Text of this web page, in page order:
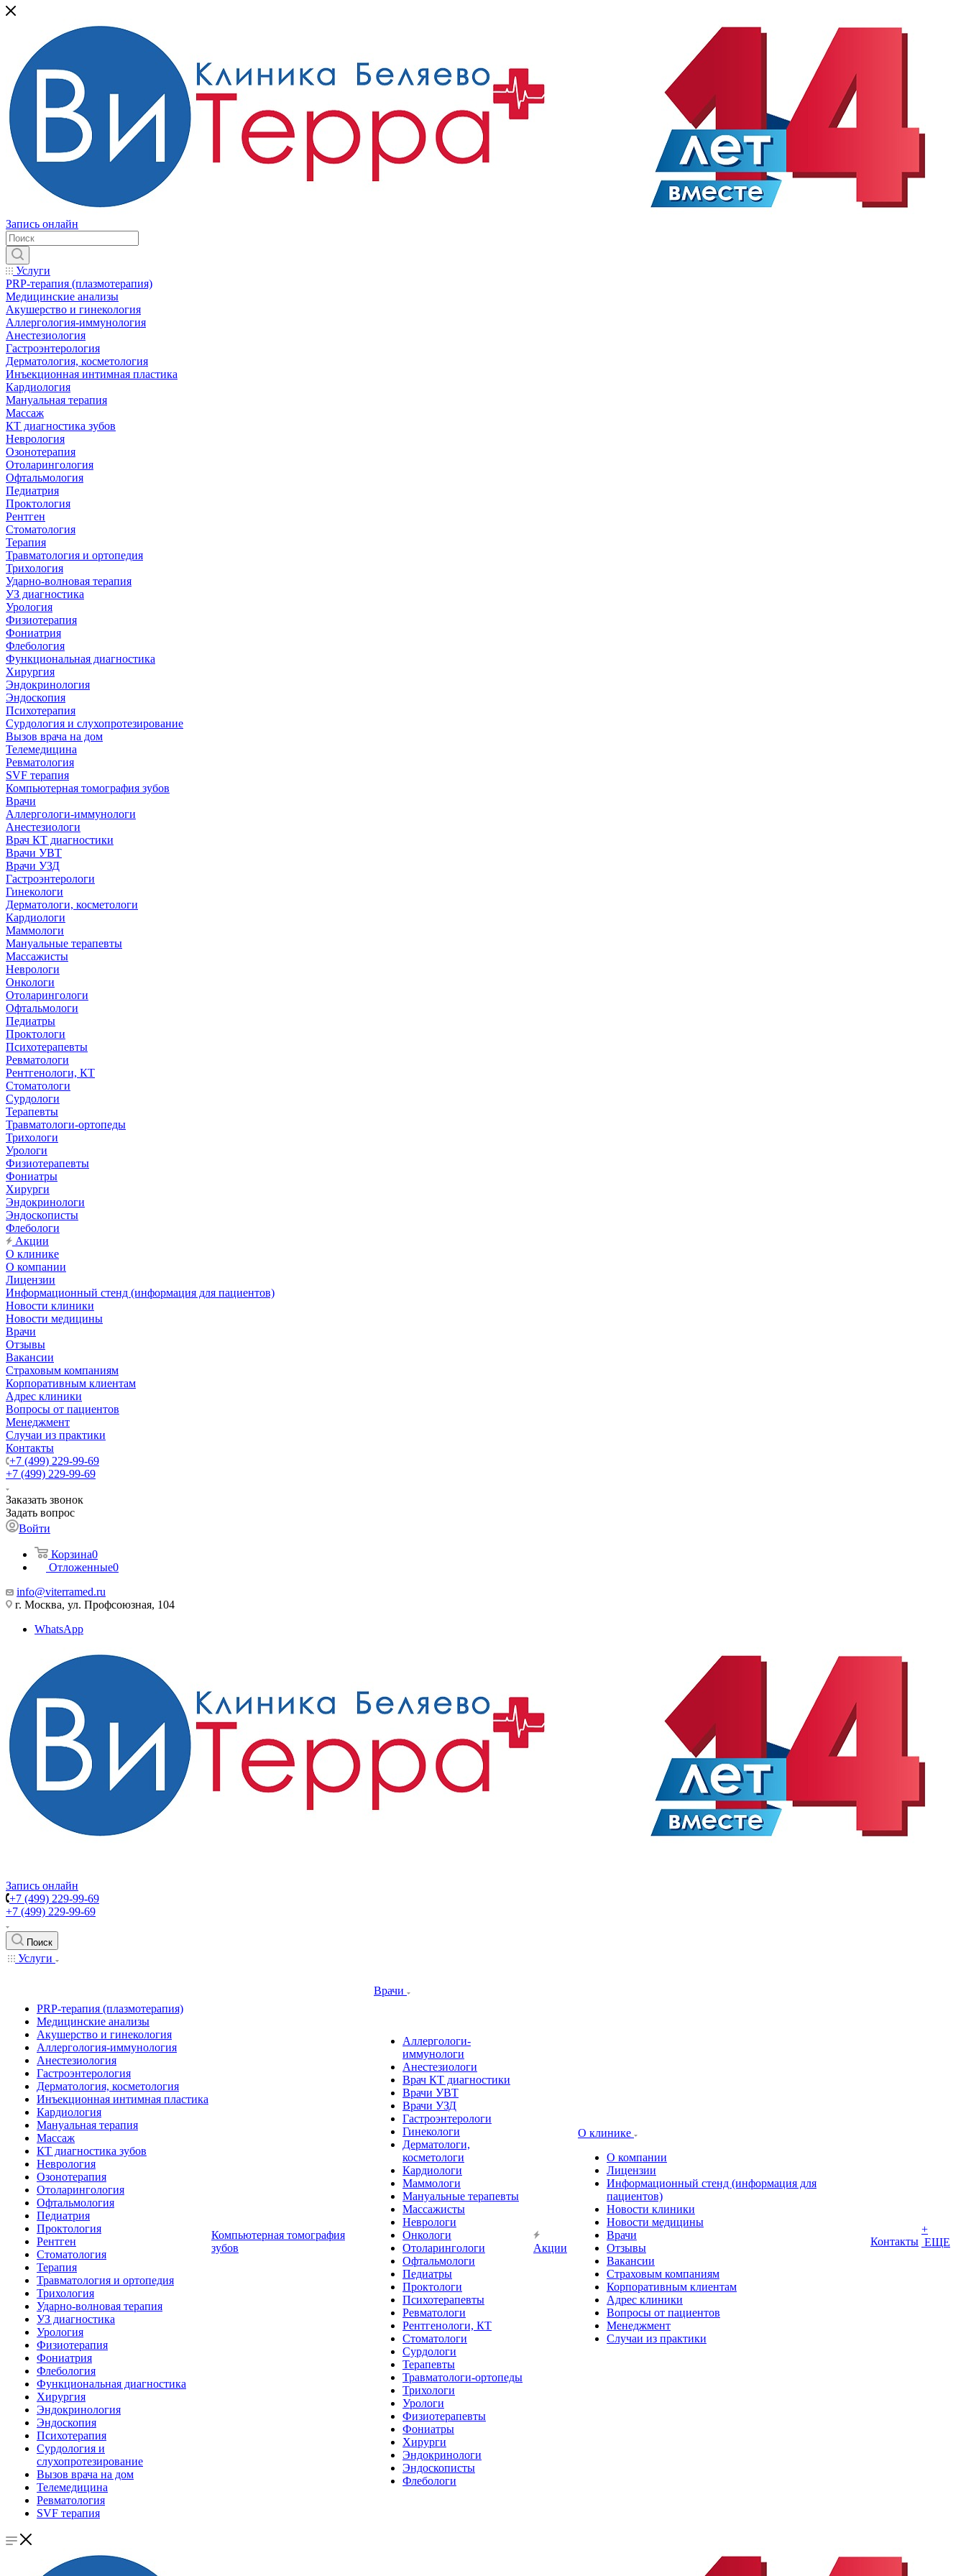
Запись онлайн
Услуги
PRP-терапия (плазмотерапия)
Медицинские анализы
Акушерство и гинекология
Аллергология-иммунология
Анестезиология
Гастроэнтерология
Дерматология, косметология
Инъекционная интимная пластика
Кардиология
Мануальная терапия
Массаж
КТ диагностика зубов
Неврология
Озонотерапия
Отоларингология
Офтальмология
Педиатрия
Проктология
Рентген
Стоматология
Терапия
Травматология и ортопедия
Трихология
Ударно-волновая терапия
УЗ диагностика
Урология
Физиотерапия
Фониатрия
Флебология
Функциональная диагностика
Хирургия
Эндокринология
Эндоскопия
Психотерапия
Сурдология и слухопротезирование
Вызов врача на дом
Телемедицина
Ревматология
SVF терапия
Компьютерная томография зубов
Врачи
Аллергологи-иммунологи
Анестезиологи
Врач КТ диагностики
Врачи УВТ
Врачи УЗД
Гастроэнтерологи
Гинекологи
Дерматологи, косметологи
Кардиологи
Маммологи
Мануальные терапевты
Массажисты
Неврологи
Онкологи
Отоларингологи
Офтальмологи
Педиатры
Проктологи
Психотерапевты
Ревматологи
Рентгенологи, КТ
Стоматологи
Сурдологи
Терапевты
Травматологи-ортопеды
Трихологи
Урологи
Физиотерапевты
Фониатры
Хирурги
Эндокринологи
Эндоскописты
Флебологи
Акции
О клинике
О компании
Лицензии
Информационный стенд (информация для пациентов)
Новости клиники
Новости медицины
Врачи
Отзывы
Вакансии
Страховым компаниям
Корпоративным клиентам
Адрес клиники
Вопросы от пациентов
Менеджмент
Случаи из практики
Контакты
+7 (499) 229-99-69
+7 (499) 229-99-69
Заказать звонок
Задать вопрос
Войти
Корзина0
Отложенные0
info@viterramed.ru
г. Москва, ул. Профсоюзная, 104
WhatsApp
Запись онлайн
+7 (499) 229-99-69
+7 (499) 229-99-69
Поиск
Услуги
PRP-терапия (плазмотерапия)
Медицинские анализы
Акушерство и гинекология
Аллергология-иммунология
Анестезиология
Гастроэнтерология
Дерматология, косметология
Инъекционная интимная пластика
Кардиология
Мануальная терапия
Массаж
КТ диагностика зубов
Неврология
Озонотерапия
Отоларингология
Офтальмология
Педиатрия
Проктология
Рентген
Стоматология
Терапия
Травматология и ортопедия
Трихология
Ударно-волновая терапия
УЗ диагностика
Урология
Физиотерапия
Фониатрия
Флебология
Функциональная диагностика
Хирургия
Эндокринология
Эндоскопия
Психотерапия
Сурдология и
слухопротезирование
Вызов врача на дом
Телемедицина
Ревматология
SVF терапия
Компьютерная томография
зубов
Врачи
Аллергологи-
иммунологи
Анестезиологи
Врач КТ диагностики
Врачи УВТ
Врачи УЗД
Гастроэнтерологи
Гинекологи
Дерматологи,
косметологи
Кардиологи
Маммологи
Мануальные терапевты
Массажисты
Неврологи
Онкологи
Отоларингологи
Офтальмологи
Педиатры
Проктологи
Психотерапевты
Ревматологи
Рентгенологи, КТ
Стоматологи
Сурдологи
Терапевты
Травматологи-ортопеды
Трихологи
Урологи
Физиотерапевты
Фониатры
Хирурги
Эндокринологи
Эндоскописты
Флебологи
Акции
О клинике
О компании
Лицензии
Информационный стенд (информация для
пациентов)
Новости клиники
Новости медицины
Врачи
Отзывы
Вакансии
Страховым компаниям
Корпоративным клиентам
Адрес клиники
Вопросы от пациентов
Менеджмент
Случаи из практики
Контакты
+
ЕЩЕ